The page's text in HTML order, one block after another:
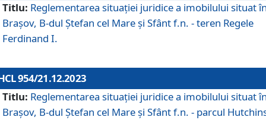
Titlu: Reglementarea situației juridice a imobilului situat
Brașov, B-dul Ștefan cel Mare și Sfânt f.n. - teren Regele
Ferdinand I.
954/21.12.2023
Titlu: Reglementarea situației juridice a imobilului situat
Brașov, B-dul Ștefan cel Mare și Sfânt f.n. - parcul